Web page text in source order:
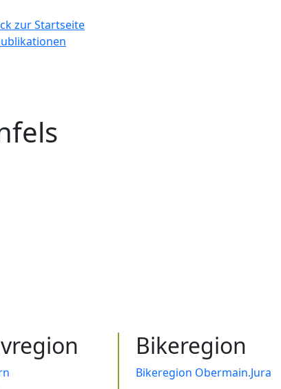
zur Startseite
Bikeregion
Bikeregion Obermain.Jura